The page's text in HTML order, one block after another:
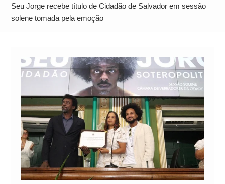
Neymar Chama Santos de “Esquisito” após
Vazamentos e Expõe Dívida de R$ 80 Milhões
Seu Jorge recebe título de Cidadão de Salvador em sessão
solene tomada pela emoção